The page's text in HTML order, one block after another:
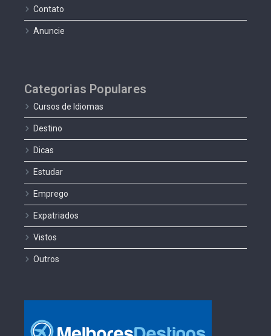
Contato
Anuncie
Categorias Populares
Cursos de Idiomas
Destino
Dicas
Estudar
Emprego
Expatriados
Vistos
Outros